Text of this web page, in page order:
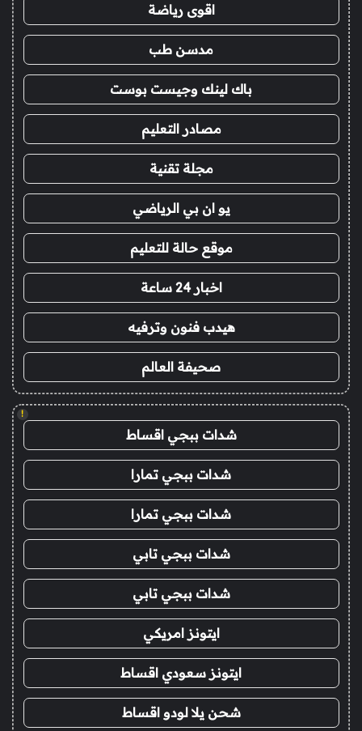
اقوى رياضة
مدسن طب
باك لينك وجيست بوست
مصادر التعليم
مجلة تقنية
يو ان بي الرياضي
موقع حالة للتعليم
اخبار 24 ساعة
هيدب فنون وترفيه
صحيفة العالم
!
شدات ببجي اقساط
شدات ببجي تمارا
شدات ببجي تمارا
شدات ببجي تابي
شدات ببجي تابي
ايتونز امريكي
ايتونز سعودي اقساط
شحن يلا لودو اقساط